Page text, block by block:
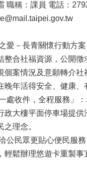
職稱：課員 電話：
愛－長青關懷行動方
整合社福資源，公開
個案情況及意願轉介
晚年活得安全、健康、
處收件，全程服務」
政大樓平面停車場提
理念。
公民眾更貼心便民服
輕鬆辦理悠遊卡重製事